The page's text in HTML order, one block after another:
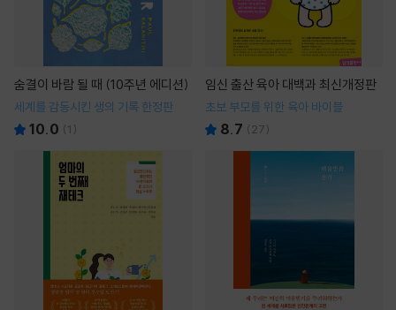
숨결이 바람 될 때 (10주년 에디션)
세계를 감동시킨 생의 기록 한정판
10.0 (1 )
임신 출산 육아 대백과 최신개정판
초보 부모를 위한 육아 바이블
8.7 ( 27)